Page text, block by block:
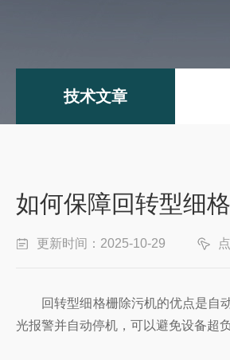
技术文章
如何保障回转型细
更新时间：2025-10-29
回转型细格栅除污机的优点是自动
光报警并自动停机，可以避免设备超